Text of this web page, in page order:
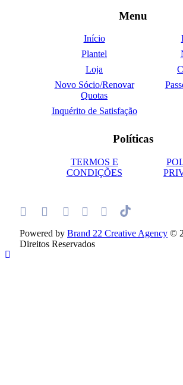
Menu
Início
Plantel
Loja
Novo Sócio/Renovar
Quotas
Inquérito de Satisfação
Políticas
TERMOS E
CONDIÇÕES
Powered by Brand 22 Creative Agency ©
Direitos Reservados